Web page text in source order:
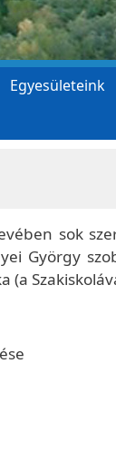
Egyesületeink
sok
György
(a